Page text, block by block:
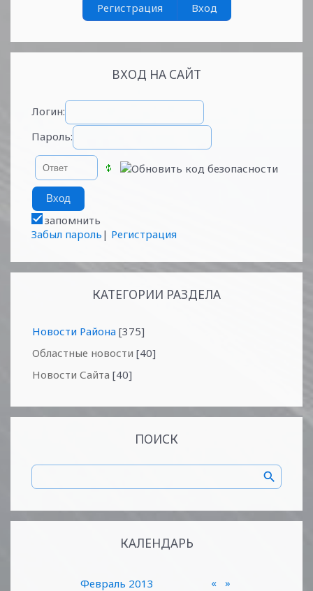
Регистрация Вход
ВХОД НА САЙТ
Логин:
Пароль:
запомнить
Забыл пароль | Регистрация
КАТЕГОРИИ РАЗДЕЛА
Новости Района [375]
Областные новости [40]
Новости Сайта [40]
ПОИСК
КАЛЕНДАРЬ
«
Февраль 2013
»